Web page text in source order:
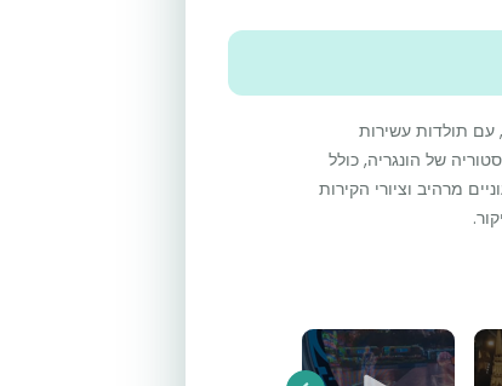
תולדות עשירות
בהיסטוריה של הונגריה, כולל
מרהיב וציורי הקירות